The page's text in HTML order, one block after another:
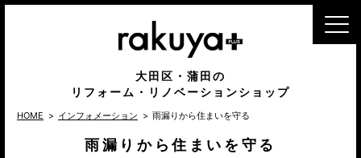
大田区・蒲田の
リフォーム・リノベーションショップ
MENU
HOME インフォメーション 雨漏りから住まいを守る
雨漏りから住まいを守る